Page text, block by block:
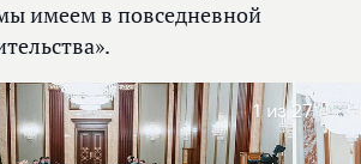
имеем в повседневной
1из 27